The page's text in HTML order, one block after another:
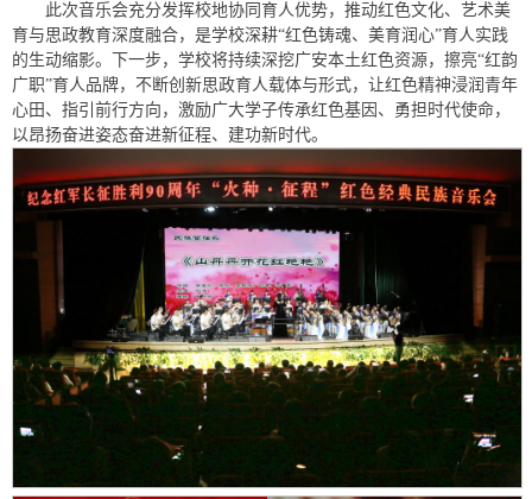
此次音乐会充分发挥校地协同育人优势，推动红色文化、艺术美
育与思政教育深度融合，是学校深耕“红色铸魂、美育润心”育人实践
的生动缩影。下一步，学校将持续深挖广安本土红色资源，擦亮“红韵
广职”育人品牌，不断创新思政育人载体与形式，让红色精神浸润青年
心田、指引前行方向，激励广大学子传承红色基因、勇担时代使命，
以昂扬奋进姿态奋进新征程、建功新时代。